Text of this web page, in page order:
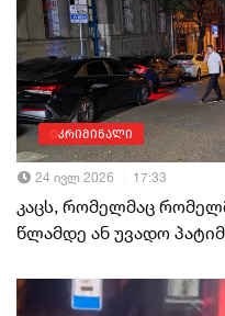
კრიმინალი
24 ივლ 2026 17:33
კაცს, რომელმაც
წლამდე ან უვადო